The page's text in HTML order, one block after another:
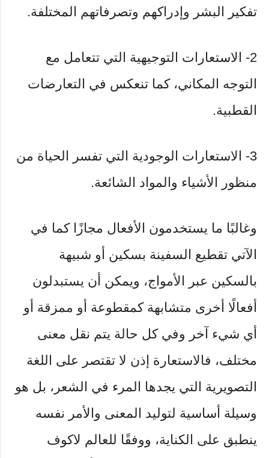
تفكير البشر وإدراكهم وتصرفاتهم المختلفة.
2- الاستعارات التوجيهية التي تتعامل مع
التوجه المكاني، كما تنعكس في التعارضات
القطبية.
3- الاستعارات الوجودية التي تفسر الحياة من
منظور الأشياء والمواد الشائعة.
وغالبًا ما يستخدمون الأفعال مجازًا كما في
الآتي تقطيع السفينة بسكين أو شبيهة
بالسكين عبر الأمواج، ويمكن أن يستبدلون
أفعالًا أخرى متشابهة كمقطوعة أو ممزقة أو
أي شيء آخر وفي كل حالة يتم نقل معنى
مختلف، فالاستعارة إذن لا تقتصر على اللغة
التصويرية التي يجدها المرء في الشعر، بل هو
وسيلة أساسية لتوليد المعنى والأمر نفسه
ينطبق على الكناية، ووفقًا للعالم لاكوف